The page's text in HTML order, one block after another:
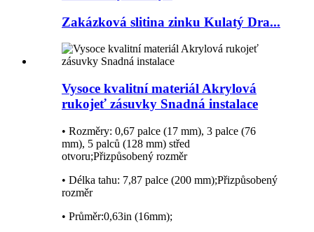
Zakázková slitina zinku Kulatý Dra...
Vysoce kvalitní materiál Akrylová
rukojeť zásuvky Snadná instalace
• Rozměry: 0,67 palce (17 mm), 3 palce (76
mm), 5 palců (128 mm) střed
otvoru;Přizpůsobený rozměr
• Délka tahu: 7,87 palce (200 mm);Přizpůsobený
rozměr
• Průměr:0,63in (16mm);